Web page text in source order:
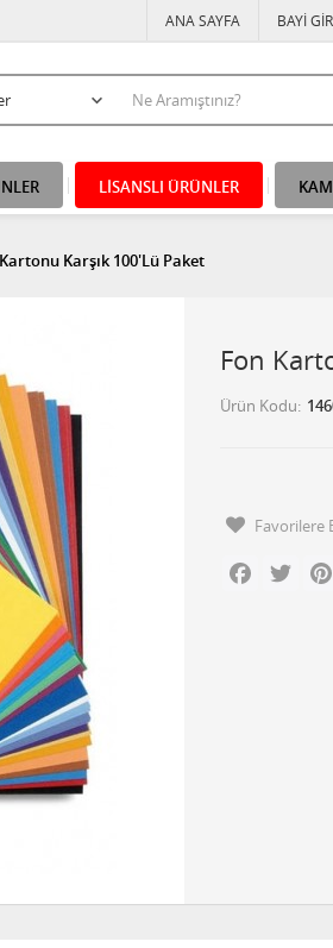
ANA SAYFA BAYİ
LİSANSLI ÜRÜNLER
Karşık 100'Lü Paket
Fon
Ürün Kodu
Favorilere
Facebook